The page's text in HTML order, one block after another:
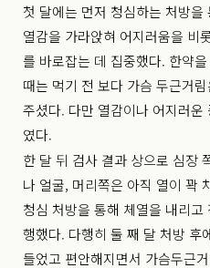
첫 달에는 먼저 청심하는 처방
열감을 가라앉혀 어지러움을 비
를 바로잡는 데 집중했다. 한약
때는 먹기 전 보다 가슴 두근거
주셨다. 다만 열감이나 어지러
였다.
한 달 뒤 검사 결과 상으로 심장
나 얼굴, 머리쪽은 아직 열이 꽉
청심 처방을 통해 체열을 내리
행했다. 다행히 둘 째 달 처방 후
들었고 편안해지면서 가슴두근